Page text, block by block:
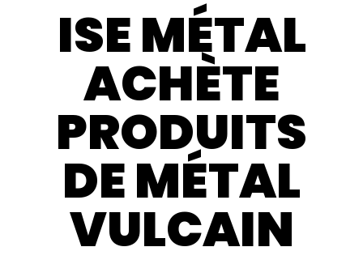
ISE MÉTAL
ACHÈTE
PRODUITS
DE MÉTAL
VULCAIN